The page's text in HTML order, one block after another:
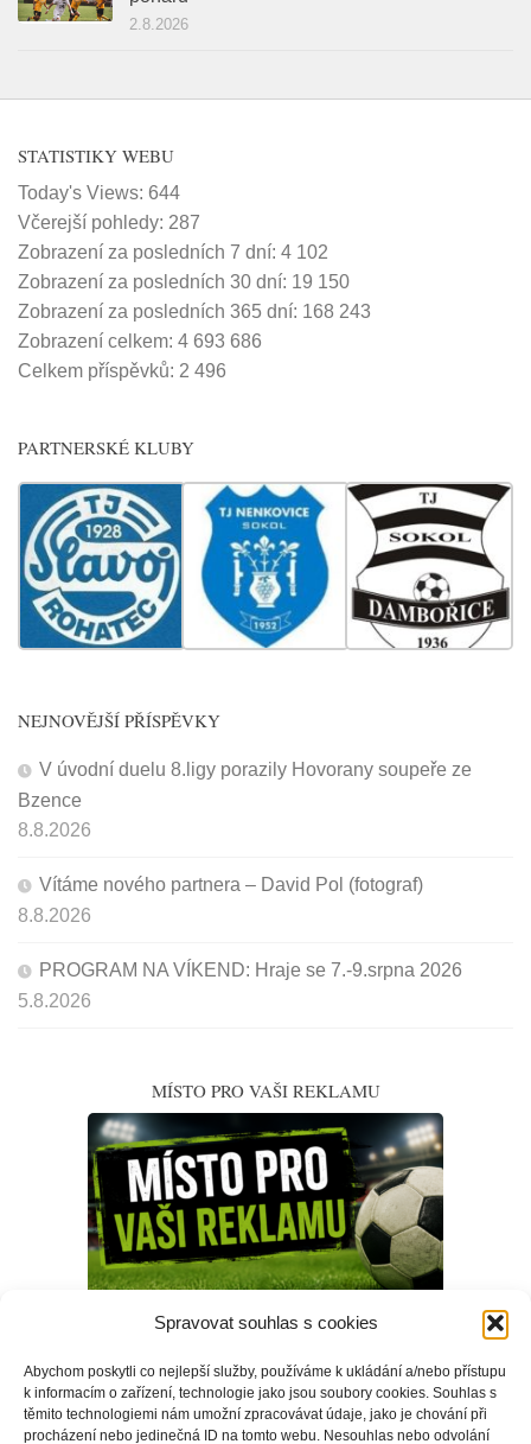
Spravovat souhlas s cookies
Abychom poskytli co nejlepší služby, používáme k ukládání a/nebo přístupu
k informacím o zařízení, technologie jako jsou soubory cookies. Souhlas s
těmito technologiemi nám umožní zpracovávat údaje, jako je chování při
procházení nebo jedinečná ID na tomto webu. Nesouhlas nebo odvolání
2.8.2026
STATISTIKY WEBU
Today's Views: 644
Včerejší pohledy: 287
Zobrazení za posledních 7 dní: 4 102
Zobrazení za posledních 30 dní: 19 150
Zobrazení za posledních 365 dní: 168 243
Zobrazení celkem: 4 693 686
Celkem příspěvků: 2 496
PARTNERSKÉ KLUBY
NEJNOVĚJŠÍ PŘÍSPĚVKY
V úvodní duelu 8.ligy porazily Hovorany soupeře ze
Bzence
8.8.2026
Vítáme nového partnera – David Pol (fotograf)
8.8.2026
PROGRAM NA VÍKEND: Hraje se 7.-9.srpna 2026
5.8.2026
MÍSTO PRO VAŠI REKLAMU